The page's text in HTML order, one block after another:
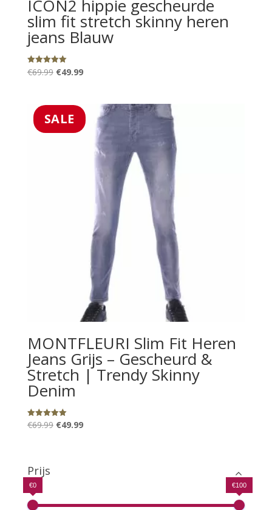
ICON2 hippie gescheurde
slim fit stretch skinny heren
jeans Blauw
Gewaardeerd
5.00
€69.99 Oorspronkelijke
€69.99.
€49.99Huidige
€49.99.
SALE
MONTFLEURI Slim Fit Heren
Jeans Grijs – Gescheurd &
Stretch | Trendy Skinny
Denim
Gewaardeerd
5.00
€69.99 Oorspronkelijke
€49.99Huidige
Prijs
€0 €100